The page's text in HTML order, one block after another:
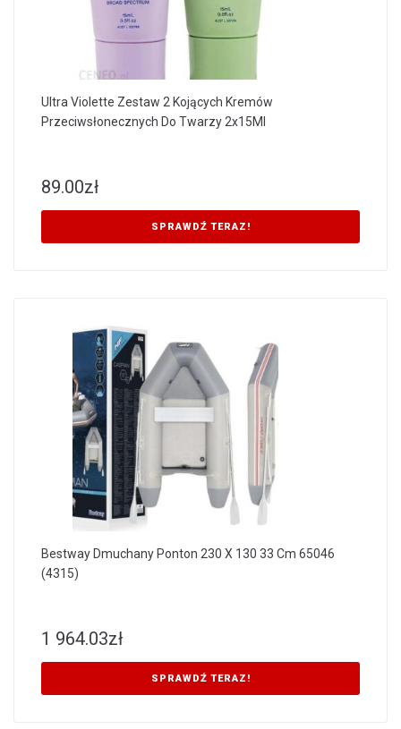
Ultra Violette Zestaw 2 Kojących Kremów
Przeciwsłonecznych Do Twarzy 2x15Ml
89.00zł
SPRAWDŹ TERAZ!
Bestway Dmuchany Ponton 230 X 130 33 Cm 65046
(4315)
1 964.03zł
SPRAWDŹ TERAZ!